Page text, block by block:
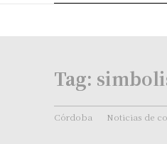
Tag:
Córdoba Noticias de